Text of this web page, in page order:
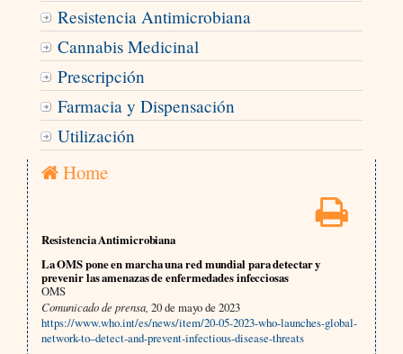
Resistencia Antimicrobiana
Cannabis Medicinal
Prescripción
Farmacia y Dispensación
Utilización
Home
Resistencia Antimicrobiana
La OMS pone en marcha una red mundial para detectar y
prevenir las amenazas de enfermedades infecciosas
OMS
Comunicado de prensa, 20 de mayo de 2023
https://www.who.int/es/news/item/20-05-2023-who-launches-global-
network-to–detect-and-prevent-infectious-disease-threats